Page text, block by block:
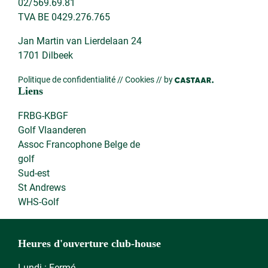
02/569.69.81
TVA BE 0429.276.765
Jan Martin van Lierdelaan 24
1701 Dilbeek
Politique de confidentialité//Cookies// by
Liens
FRBG-KBGF
Golf Vlaanderen
Assoc Francophone Belge de
golf
Sud-est
St Andrews
WHS-Golf
Heures d'ouverture club-house